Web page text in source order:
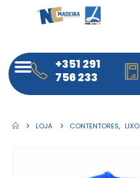
+351 291
756 233
LOJA CONTENTORES, LIXO